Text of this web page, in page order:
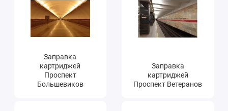
Заправка
картриджей
Проспект
Большевиков
Заправка
картриджей
Проспект Ветеранов